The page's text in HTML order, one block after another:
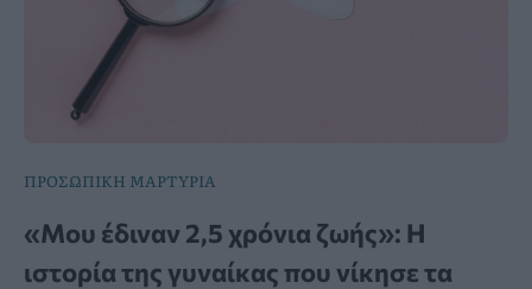
ΠΡΟΣΩΠΙΚΗ ΜΑΡΤΥΡΙΑ
«Μου έδιναν 2,5 χρόνια ζωής»: Η
ιστορία της γυναίκας που νίκησε τα